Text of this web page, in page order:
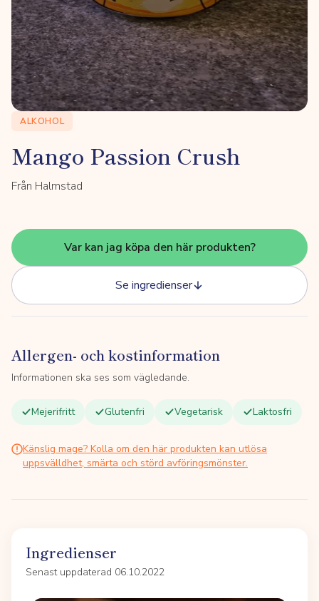
ALKOHOL
Mango Passion Crush
Från Halmstad
Var kan jag köpa den här produkten?
Se ingredienser
Allergen- och kostinformation
Informationen ska ses som vägledande.
Mejerifritt Glutenfri Vegetarisk Laktosfri
Känslig mage? Kolla om den här produkten kan utlösa
uppsvälldhet, smärta och störd avföringsmönster.
Ingredienser
Senast uppdaterad 06.10.2022